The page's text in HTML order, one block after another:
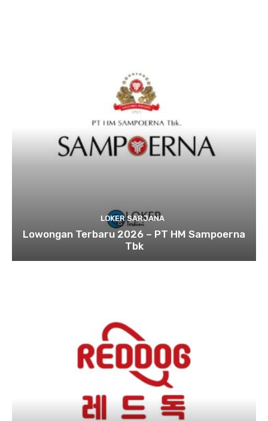
LOKER SARJANA
Lowongan Terbaru 2026 – PT HM Sampoerna
Tbk